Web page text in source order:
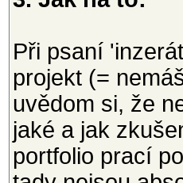
Při psaní
projekt (=
uvědom si, že
jaké a jak
portfolio prací